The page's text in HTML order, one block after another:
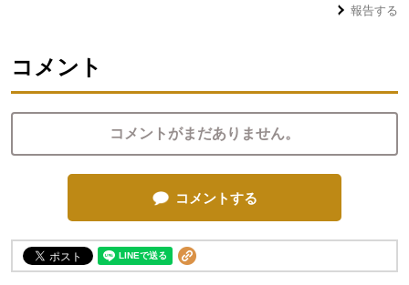
報告する
コメント
コメントがまだありません。
コメントする